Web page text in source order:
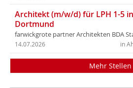
Architekt (m/w/d) für LPH 1-5
Dortmund
farwickgrote partner Architekten BDA
in
14.07.2026
Mehr Stellen